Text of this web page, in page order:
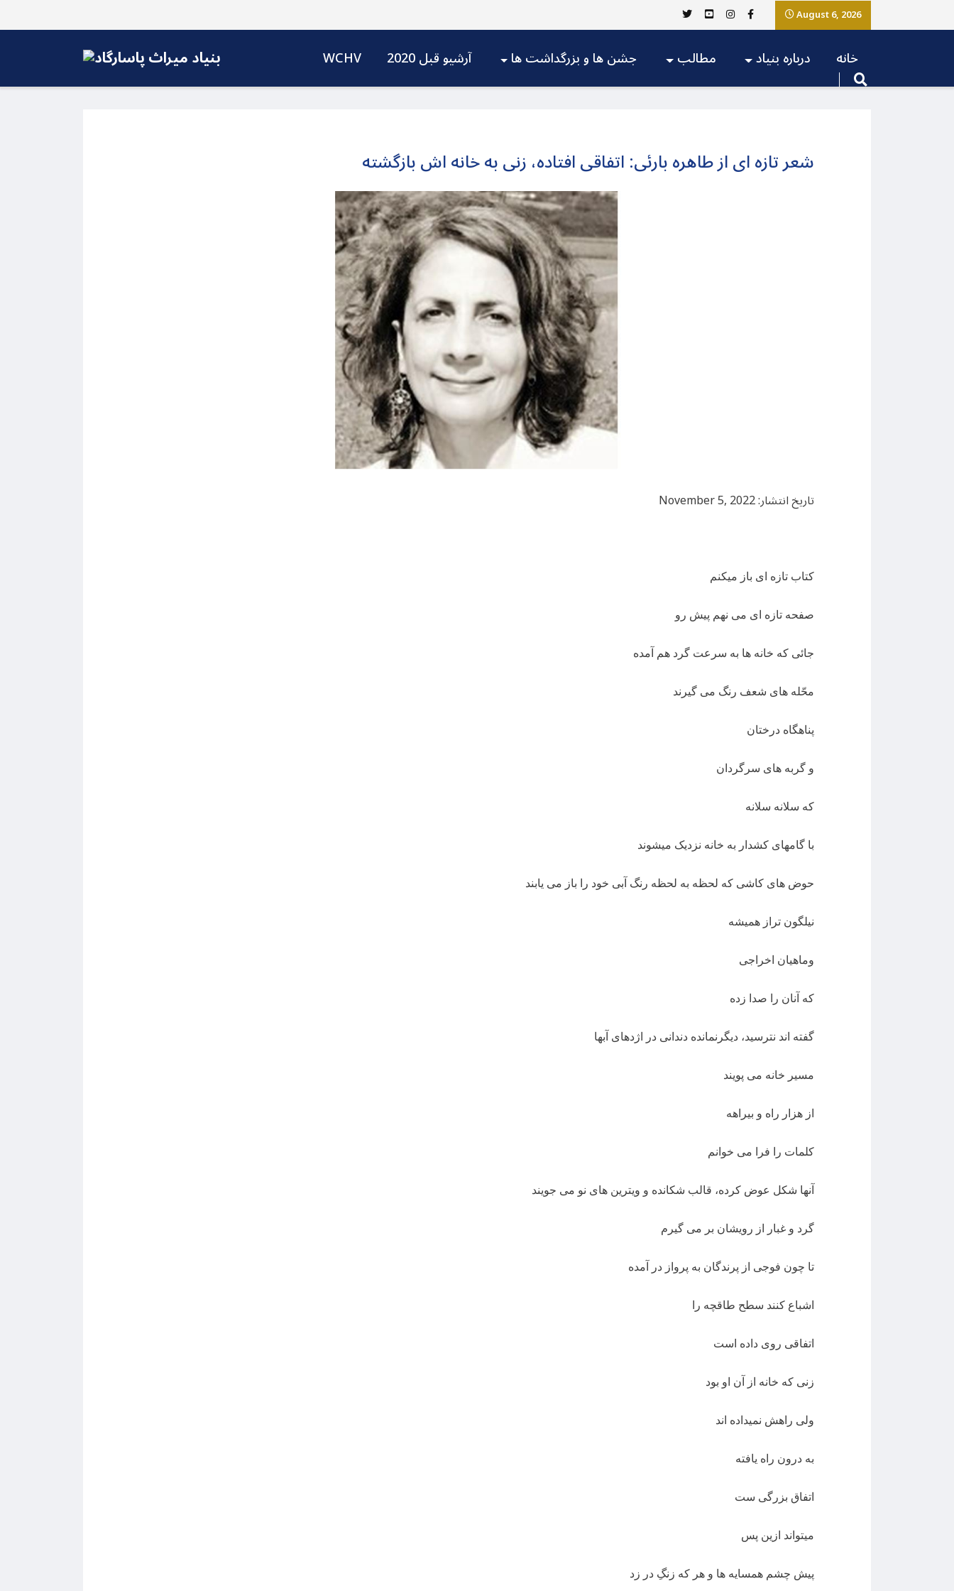
August 6, 2026
WCHV آرشیو قبل 2020 جشن ها و بزرگداشت ها مطالب درباره بنیاد خانه
شعر تازه ای از طاهره بارئی: اتفاقی افتاده، زنی به خانه اش بازگشته
تاریخ انتشار: November 5, 2022
کتاب تازه ای باز میکنم
صفحه تازه ای می نهم پیش رو
جائی که خانه ها به سرعت گرد هم آمده
محّله های شعف رنگ می گیرند
پناهگاه درختان
و گربه های سرگردان
که سلانه سلانه
با گامهای کشدار به خانه نزدیک میشوند
حوض های کاشی که لحظه به لحظه رنگ آبی خود را باز می یابند
نیلگون تراز همیشه
وماهیان اخراجی
که آنان را صدا زده
گفته اند نترسيد، دیگرنمانده دندانی در اژدهای آبها
مسیر خانه می پویند
از هزار راه و بیراهه
کلمات را فرا می خوانم
آنها شکل عوض کرده، قالب شکانده و ویترین های نو می جویند
گرد و غبار از رویشان بر می گیرم
تا چون فوجی از پرندگان به پرواز در آمده
اشباع کنند سطح طاقچه را
اتفاقی روی داده است
زنی که خانه از آن او بود
ولی راهش نمیداده اند
به درون راه یافته
اتفاق بزرگی ست
میتواند ازین پس
پیش چشم همسایه ها و هر که زنگِ در زد